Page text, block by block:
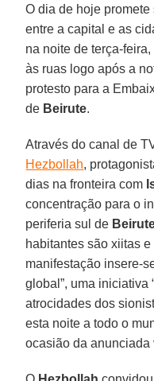
O dia de hoje
entre a capital e as
na noite de terça-
às ruas logo após a
protesto para a
de Beirute.
Através do canal de
Hezbollah,
dias na fronteira com
concentração para o
periferia sul de
habitantes são xiitas
manifestação insere-
global”, uma iniciativa
atrocidades dos
esta noite a todo o
ocasião da